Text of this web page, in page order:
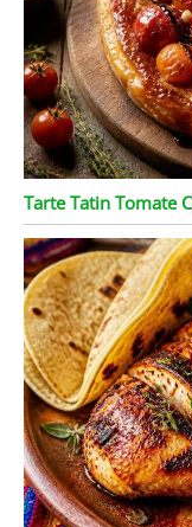
Tarte Tatin Tomate